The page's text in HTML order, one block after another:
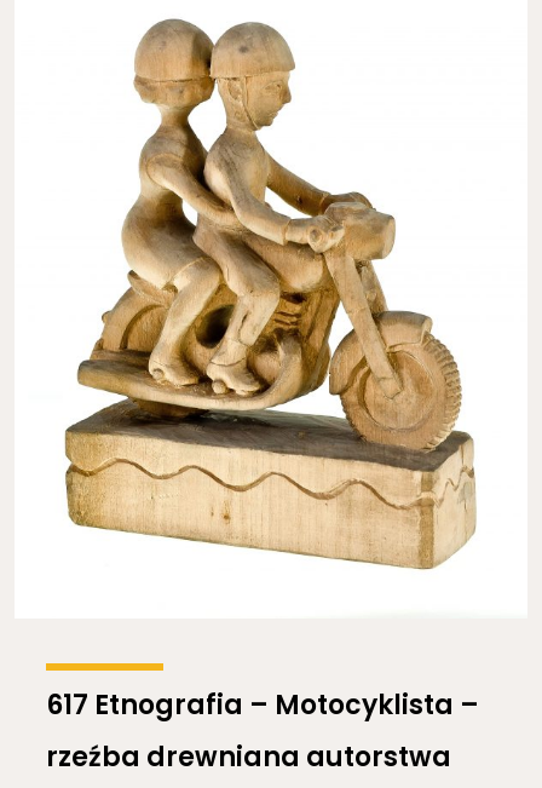
617 Etnografia – Motocyklista –
rzeźba drewniana autorstwa